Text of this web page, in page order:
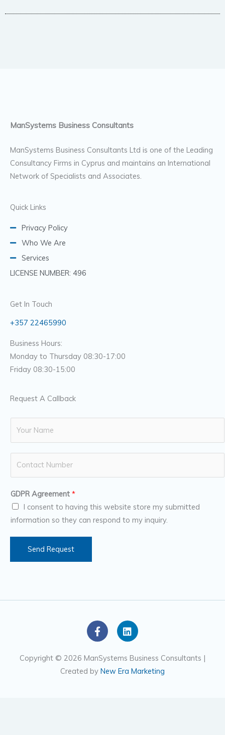
ManSystems Business Consultants
ManSystems Business Consultants Ltd is one of the Leading
Consultancy Firms in Cyprus and maintains an International
Network of Specialists and Associates.
Quick Links
Privacy Policy
Who We Are
Services
LICENSE NUMBER: 496
Get In Touch
+357 22465990
Business Hours:
Monday to Thursday 08:30-17:00
Friday 08:30-15:00
Request A Callback
*
b
e
r
s
GDPR Agreement *
I consent to having this website store my submitted
information so they can respond to my inquiry.
Send Request
F
a
c
e
b
o
L
i
n
k
e
d
Copyright © 2026 ManSystems Business Consultants |
Created by New Era Marketing